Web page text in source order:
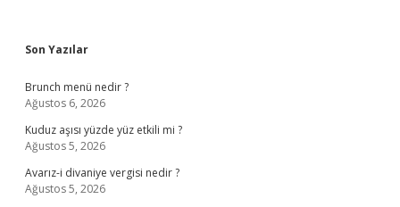
Sidebar
Son Yazılar
Brunch menü nedir ?
Ağustos 6, 2026
Kuduz aşısı yüzde yüz etkili mi ?
Ağustos 5, 2026
Avarız-i divaniye vergisi nedir ?
Ağustos 5, 2026